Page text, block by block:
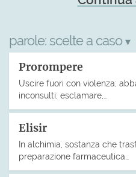
parole: scelte a caso ▾
Prorompere
Uscire fuori con violenza;
inconsulti; esclamare,…
Elisir
In alchimia, sostanza che
preparazione farmaceutica…